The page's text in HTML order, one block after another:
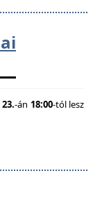
-án 18:00-tól lesz